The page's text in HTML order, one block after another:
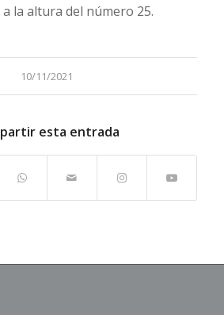
la altura del número 25.
10/11/2021
esta entrada